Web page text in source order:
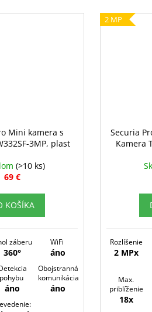
Mini kamera s
3MP, plast
(>10 ks)
69 €
KOŠÍKA
záberu
360°
WiFi
áno
pohybu
áno
Obojstranná
komunikácia
áno
2 MP
Securia
Kamera
Rozlíšenie
2 MPx
Max.
priblíženie
18x